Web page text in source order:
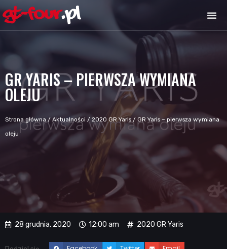
GR YARIS – PIERWSZA WYMIANA
OLEJU
Strona główna /Aktualności / 2020 GR Yaris / GR Yaris – pierwsza wymiana
oleju
28 grudnia, 2020 12:00 am 2020 GR Yaris